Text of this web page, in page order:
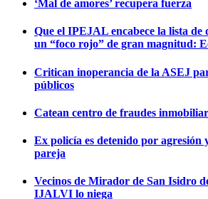
‘Mal de amores’ recupera fuerza
Que el IPEJAL encabece la lista de
un “foco rojo” de gran magnitud:
Critican inoperancia de la ASEJ
públicos
Catean centro de fraudes
Ex policía es detenido por agresión
pareja
Vecinos de Mirador de San Isidro
IJALVI lo niega